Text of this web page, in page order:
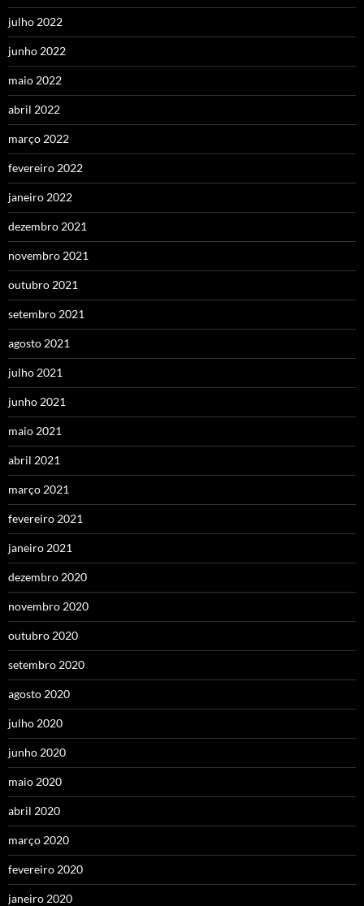
julho 2022
junho 2022
maio 2022
abril 2022
março 2022
fevereiro 2022
janeiro 2022
dezembro 2021
novembro 2021
outubro 2021
setembro 2021
agosto 2021
julho 2021
junho 2021
maio 2021
abril 2021
março 2021
fevereiro 2021
janeiro 2021
dezembro 2020
novembro 2020
outubro 2020
setembro 2020
agosto 2020
julho 2020
junho 2020
maio 2020
abril 2020
março 2020
fevereiro 2020
janeiro 2020